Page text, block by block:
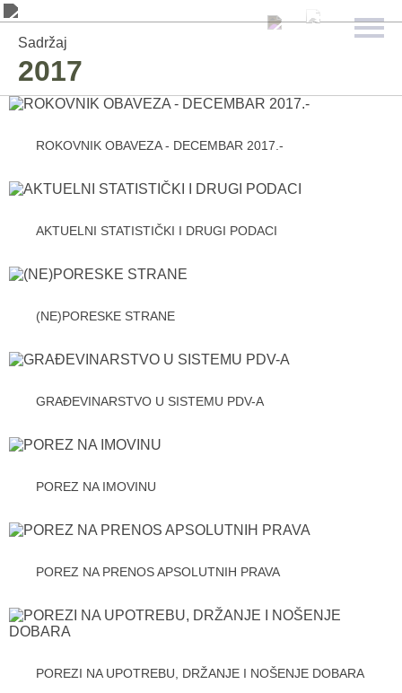
Sadržaj
2017
ROKOVNIK OBAVEZA - DECEMBAR 2017.-
AKTUELNI STATISTIČKI I DRUGI PODACI
(NE)PORESKE STRANE
GRAĐEVINARSTVO U SISTEMU PDV-A
POREZ NA IMOVINU
POREZ NA PRENOS APSOLUTNIH PRAVA
POREZI NA UPOTREBU, DRŽANJE I NOŠENJE DOBARA